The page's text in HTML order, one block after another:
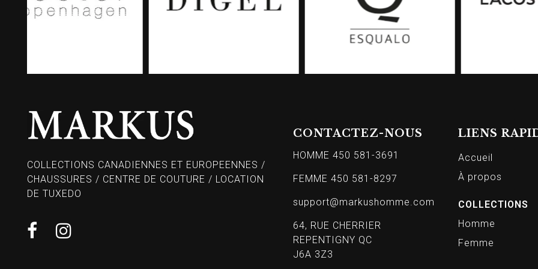
COLLECTIONS CANADIENNES ET EUROPEENNES /
CHAUSSURES / CENTRE DE COUTURE / LOCATION
DE TUXEDO
CONTACTEZ-NOUS
HOMME 450 581-3691
FEMME 450 581-8297
support@markushomme.com
64, RUE CHERRIER
REPENTIGNY QC
J6A 3Z3
LIENS
Accueil
À propos
COLLECTIONS
Homme
Femme